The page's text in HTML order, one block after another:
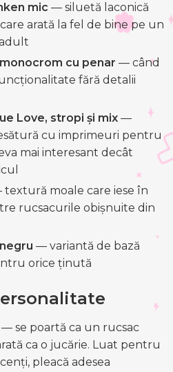
mic — siluetă laconică
arată la fel de bine pe un
cu penar — când
fără detalii
Love, stropi și mix —
cu imprimeuri pentru
mai interesant decât
moale care iese în
rucsacurile obișnuite din
— variantă de bază
orice ținută
— se poartă ca un rucsac
ca o jucărie. Luat pentru
pleacă adesea